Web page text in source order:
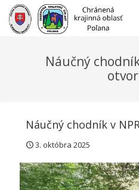
Prejsť
obsah
Náučný
Náučný chodník v
3. októbra 2025